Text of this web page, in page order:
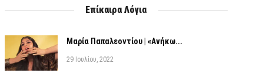
Επίκαιρα Λόγια
Μαρία Παπαλεοντίου | «Ανήκω...
29 Ιουλίου, 2022